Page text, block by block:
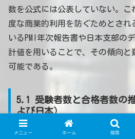
数を公式には公表していない。こ
度な商業的利用を防ぐためとされ
いるPMI年次報告書や日本支部の
計値を用いることで、その傾向と
可能である。
5.1 受験者数と合格者数の
よび日本）
メニュー ホーム 検索